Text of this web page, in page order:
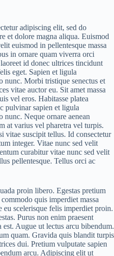
adipiscing elit, sed do
et dolore magna aliqua. Euismod
euismod in pellentesque massa
in ornare quam viverra orci
id donec ultrices tincidunt
eget. Sapien et ligula
nunc. Morbi tristique senectus et
vitae auctor eu. Sit amet massa
vel eros. Habitasse platea
pulvinar sapien et ligula
nunc. Neque ornare aenean
at varius vel pharetra vel turpis.
vitae suscipit tellus. Id consectetur
integer. Vitae nunc sed velit
curabitur vitae nunc sed velit
pellentesque. Tellus orci ac
proin libero. Egestas pretium
quis imperdiet massa
scelerisque felis imperdiet proin.
Purus non enim praesent
Augue ut lectus arcu bibendum.
quam. Gravida quis blandit turpis
dui. Pretium vulputate sapien
arcu. Adipiscing elit ut